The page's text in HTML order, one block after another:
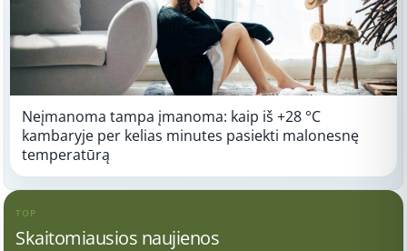
Neįmanoma tampa įmanoma: kaip iš +28 °C
kambaryje per kelias minutes pasiekti malonesnę
temperatūrą
TOP
Skaitomiausios naujienos